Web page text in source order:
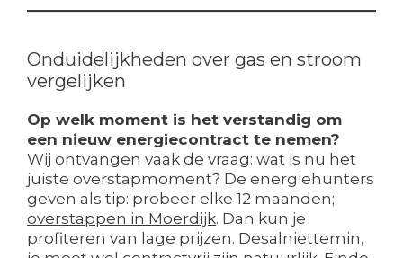
Onduidelijkheden over gas en stroom
vergelijken
Op welk moment is het verstandig om
een nieuw energiecontract te nemen?
Wij ontvangen vaak de vraag: wat is nu het
juiste overstapmoment? De energiehunters
geven als tip: probeer elke 12 maanden;
overstappen in Moerdijk. Dan kun je
profiteren van lage prijzen. Desalniettemin,